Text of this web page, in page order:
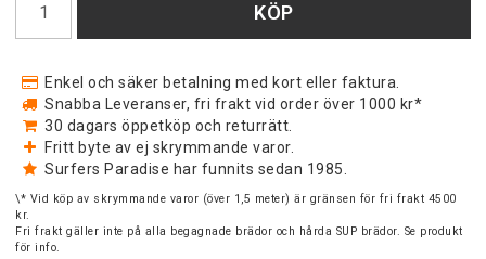
KÖP
Enkel och säker betalning med kort eller faktura.
Snabba Leveranser, fri frakt vid order över 1000 kr*
30 dagars öppetköp och returrätt.
Fritt byte av ej skrymmande varor.
Surfers Paradise har funnits sedan 1985.
\* Vid köp av skrymmande varor (över 1,5 meter) är gränsen för fri frakt 4500
kr.
Fri frakt gäller inte på alla begagnade brädor och hårda SUP brädor. Se produkt
för info.